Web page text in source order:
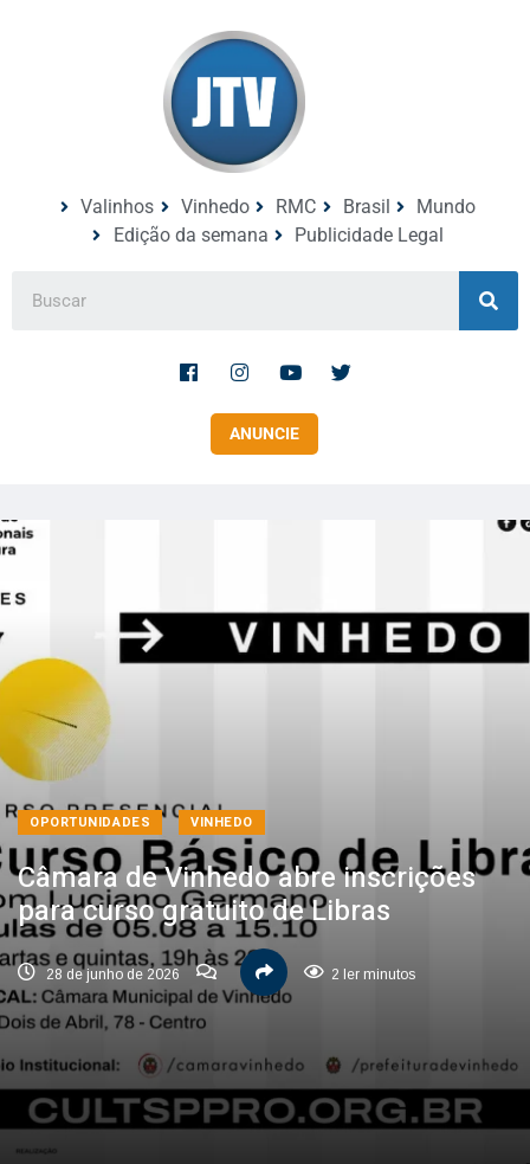
Valinhos Vinhedo RMC Brasil
Mundo
Edição da semana
Publicidade Legal
ANUNCIE
OPORTUNIDADES VINHEDO
Câmara de Vinhedo abre inscrições
para curso gratuito de Libras
28 de junho de 2026 2 ler minutos